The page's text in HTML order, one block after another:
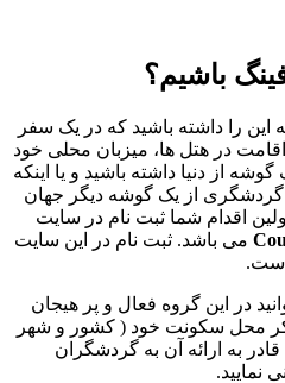
باشیم؟
این را داشته باشید که در یک سفر
در هتل ها، میزبان محلی خود
از دنیا داشته باشید و یا اینکه
گردشگری از یک گوشه دیگر جهان
اقدام شما ثبت نام در سایت
می باشد. ثبت نام در این سایت
است.
در این گروه فعال و پر هیجان
محل سکونت خود ( کشور و شهر
به ارائه آن به گردشگران
نمایید.